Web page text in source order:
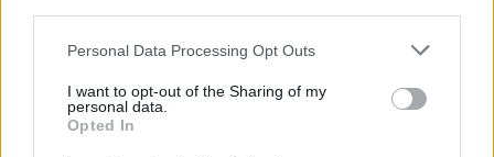
Personal Data Processing Opt Outs
I want to opt-out of the Sharing of my
personal data.
Opted In
Жерновски
ДВАЈЦА МАКЕДОНЦИ НА ЦРНАТА
ЛИСТА НА АЛБАНИЈА - Прогласени